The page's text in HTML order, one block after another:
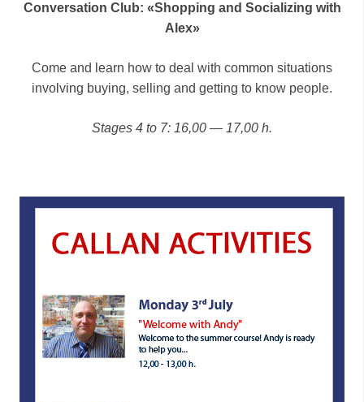
Conversation Club: «Shopping and Socializing with
Alex»
Come and learn how to deal with common situations
involving buying, selling and getting to know people.
Stages 4 to 7: 16,00 — 17,00 h.